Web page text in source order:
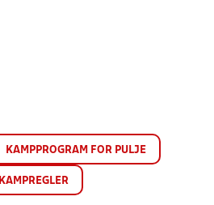
KAMPPROGRAM FOR PULJE
KAMPREGLER